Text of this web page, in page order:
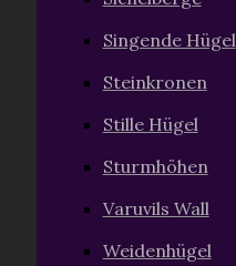
Singende Hügel
Steinkronen
Stille Hügel
Sturmhöhen
Varuvils Wall
Weidenhügel